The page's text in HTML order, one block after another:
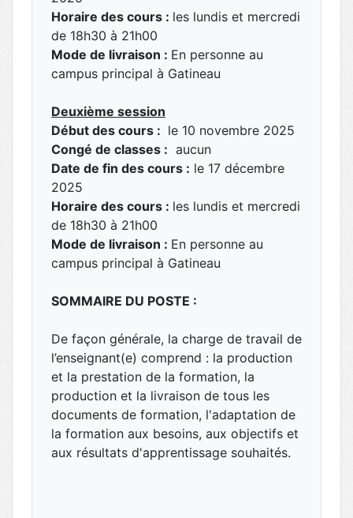
Horaire des cours : les lundis et mercredi
de 18h30 à 21h00
Mode de livraison : En personne au
campus principal à Gatineau
Deuxième session
Début des cours : le 10 novembre 2025
Congé de classes : aucun
Date de fin des cours : le 17 décembre
2025
Horaire des cours : les lundis et mercredi
de 18h30 à 21h00
Mode de livraison : En personne au
campus principal à Gatineau
SOMMAIRE DU POSTE :
De façon générale, la charge de travail de
l’enseignant(e) comprend : la production
et la prestation de la formation, la
production et la livraison de tous les
documents de formation, l'adaptation de
la formation aux besoins, aux objectifs et
aux résultats d'apprentissage souhaités.